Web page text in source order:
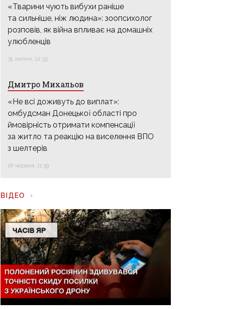
«Тварини чують вибухи раніше
та сильніше, ніж людина»: зоопсихолог
розповів, як війна впливає на домашніх
улюбленців
31 липня, 12:33
Дмитро Михальов
«Не всі доживуть до виплат»:
омбудсман Донецької області про
ймовірність отримати компенсації
за житло та реакцію на виселення ВПО
з шелтерів
16 червня, 11:39
ВІДЕО